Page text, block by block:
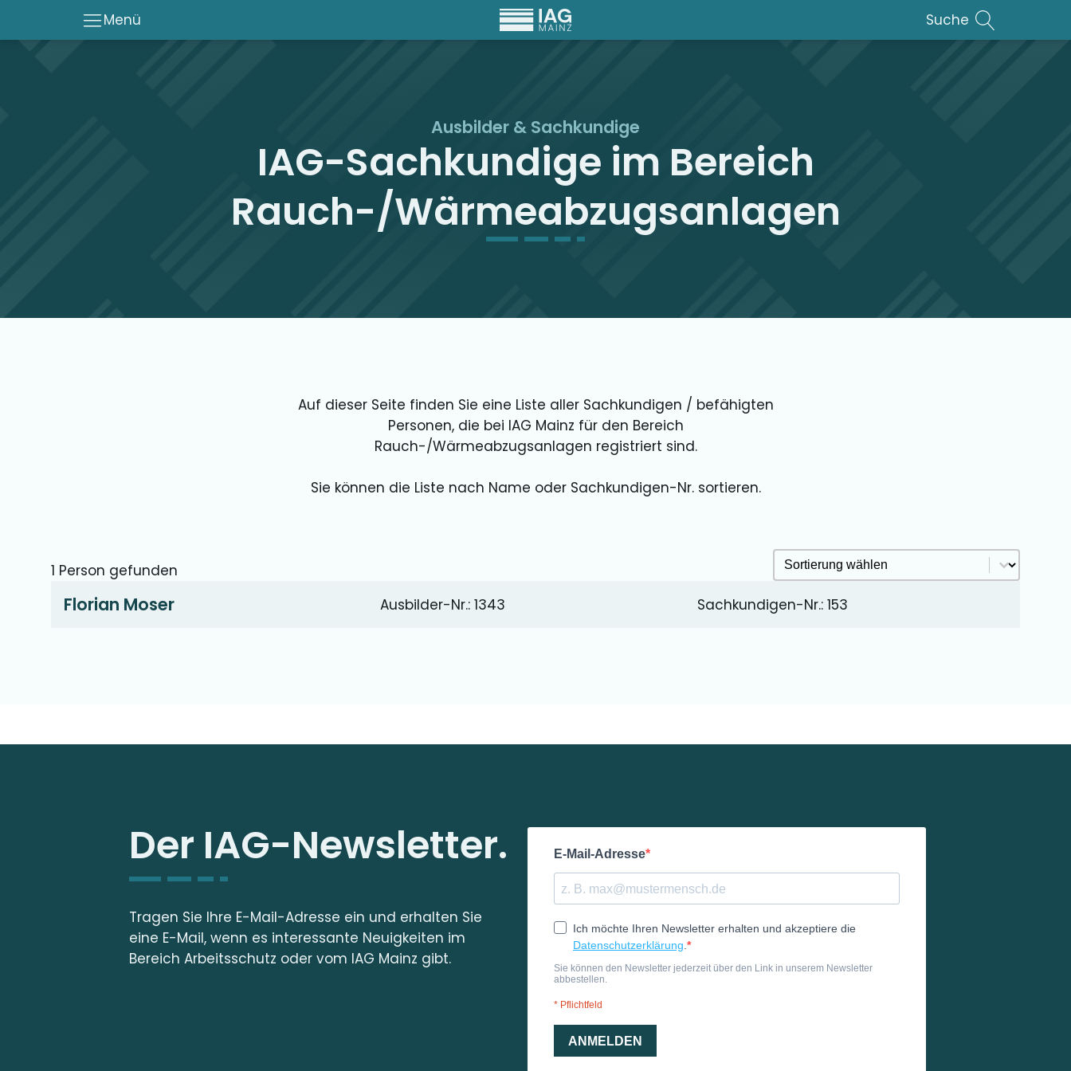
Menü Suche
Ausbilder & Sachkundige
IAG-Sachkundige im Bereich
Rauch-/Wärmeabzugsanlagen
Auf dieser Seite finden Sie eine Liste aller Sachkundigen / befähigten
Personen, die bei IAG Mainz für den Bereich
Rauch-/Wärmeabzugsanlagen registriert sind.
Sie können die Liste nach Name oder Sachkundigen-Nr. sortieren.
1 Person gefunden
Sachkundige Sortieren Archive
Sort content
Florian Moser Ausbilder-Nr.: 1343 Sachkundigen-Nr.: 153
Der IAG-Newsletter.
Tragen Sie Ihre E-Mail-Adresse ein und erhalten Sie
eine E-Mail, wenn es interessante Neuigkeiten im
Bereich Arbeitsschutz oder vom IAG Mainz gibt.